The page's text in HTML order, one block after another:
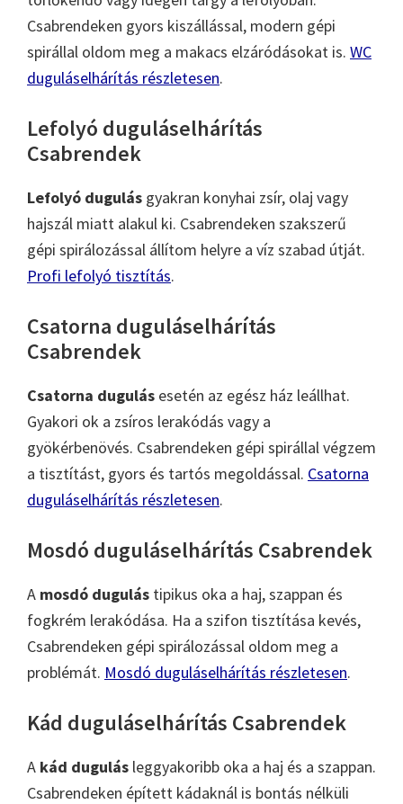
Csabrendeken gyors kiszállással, modern gépi
spirállal oldom meg a makacs elzáródásokat is. WC
duguláselhárítás részletesen.
Lefolyó duguláselhárítás
Csabrendek
Lefolyó dugulás gyakran konyhai zsír, olaj vagy
hajszál miatt alakul ki. Csabrendeken szakszerű
gépi spirálozással állítom helyre a víz szabad útját.
Profi lefolyó tisztítás.
Csatorna duguláselhárítás
Csabrendek
Csatorna dugulás esetén az egész ház leállhat.
Gyakori ok a zsíros lerakódás vagy a
gyökérbenövés. Csabrendeken gépi spirállal végzem
a tisztítást, gyors és tartós megoldással. Csatorna
duguláselhárítás részletesen.
Mosdó duguláselhárítás Csabrendek
A mosdó dugulás tipikus oka a haj, szappan és
fogkrém lerakódása. Ha a szifon tisztítása kevés,
Csabrendeken gépi spirálozással oldom meg a
problémát. Mosdó duguláselhárítás részletesen.
Kád duguláselhárítás Csabrendek
A kád dugulás leggyakoribb oka a haj és a szappan.
Csabrendeken épített kádaknál is bontás nélküli